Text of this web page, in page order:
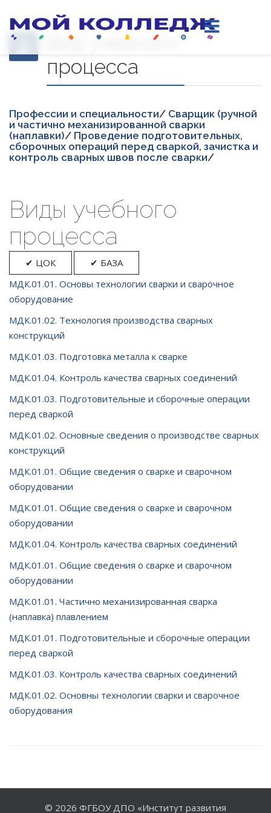
Вид учебного
процесса
Професcии и специальности/ Сварщик (ручной
и частично механизированной сварки
(наплавки)/ Проведение подготовительных,
сборочных операций перед сваркой, зачистка и
контроль сварных швов после сварки/
Виды учебного
процесса
✔ ЦОК
✔ БАЗА
МДК.01.01. Основы технологии сварки и сварочное
оборудование
МДК.01.02. Технология производства сварных
конструкций
МДК.01.03. Подготовка металла к сварке
МДК.01.04. Контроль качества сварных соединений
МДК.01.03. Подготовительные и сборочные операции
перед сваркой
МДК.01.02. Основные сведения о производстве сварных
конструкций
МДК.01.01. Общие сведения о сварке и сварочном
оборудовании
МДК.01.01. Общие сведения о сварке и сварочном
оборудовании
МДК.01.04. Контроль качества сварных соединений
МДК.01.01. Общие сведения о сварке и сварочном
оборудовании
МДК.01.01. Частично механизированная сварка
(наплавка) плавлением
МДК.01.01. Подготовительные и сборочные операции
перед сваркой
МДК.01.03. Контроль качества сварных соединений
МДК.01.02. Основны технологии сварки и сварочное
оборудования
© 2026 ФГБОУ ДПО «Институт развития